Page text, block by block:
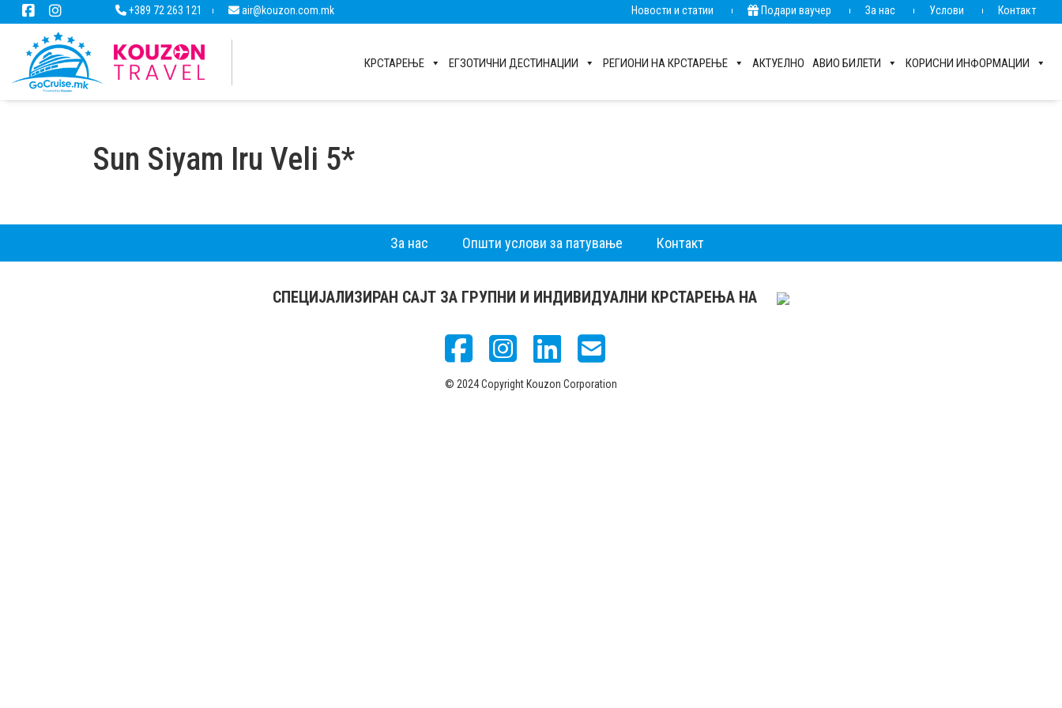
+389 72 263 121 air@kouzon.com.mk Новости и статии Подари ваучер За нас Услови Контакт
КРСТАРЕЊЕ ЕГЗОТИЧНИ ДЕСТИНАЦИИ РЕГИОНИ НА КРСТАРЕЊЕ АКТУЕЛНО АВИО БИЛЕТИ КОРИСНИ ИНФОРМАЦИИ
Sun Siyam Iru Veli 5*
За нас Општи услови за патување Контакт
СПЕЦИЈАЛИЗИРАН САЈТ ЗА ГРУПНИ И ИНДИВИДУАЛНИ КРСТАРЕЊА НА
© 2024 Copyright Kouzon Corporation